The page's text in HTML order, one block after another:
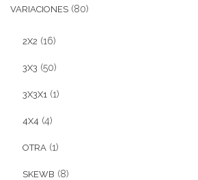
VARIACIONES (80)
2X2 (16)
3X3 (50)
3X3X1 (1)
4X4 (4)
OTRA (1)
SKEWB (8)